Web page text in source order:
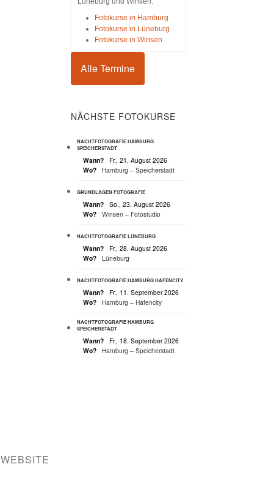
Fotokurse in Hamburg
Fotokurse in Lüneburg
Fotokurse in Winsen
Alle Termine
NÄCHSTE FOTOKURSE
NACHTFOTOGRAFIE HAMBURG
SPEICHERSTADT
Wann?
Fr., 21. August 2026
Wo?
Hamburg – Speicherstadt
GRUNDLAGEN FOTOGRAFIE
Wann?
So., 23. August 2026
Wo?
Winsen – Fotostudio
NACHTFOTOGRAFIE LÜNEBURG
Wann?
Fr., 28. August 2026
Wo?
Lüneburg
NACHTFOTOGRAFIE HAMBURG HAFENCITY
Wann?
Fr., 11. September 2026
Wo?
Hamburg – Hafencity
NACHTFOTOGRAFIE HAMBURG
SPEICHERSTADT
Wann?
Fr., 18. September 2026
Wo?
Hamburg – Speicherstadt
WEBSITE